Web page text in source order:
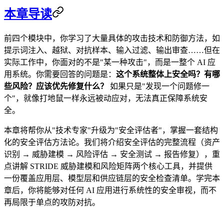
本章导读
前四个模块中，你学习了大量具体的攻击技术和防御方法，如
提示词注入、越狱、对抗样本、输入过滤、输出审查……但在
实际工作中，你面对的不是"某一种攻击"，而是一整个 AI 应
用系统。你需要回答的问题是： 这个系统整体上安全吗？有哪
些风险？应该优先修复什么？
如果只是"发现一个问题修一
个"，就像打地鼠一样永远被动应对，无法真正保障系统安
全。
本章将帮你从"技术专家"升级为"安全评估者"，掌握一套结构
化的安全评估方法论。我们将介绍安全评估的完整流程（资产
识别 → 威胁建模 → 风险评估 → 安全测试 → 报告修复），重
点讲解 STRIDE 威胁建模和风险矩阵两个核心工具，并提供
一份覆盖应用层、模型层和供应链层的安全检查清单。学完本
章后，你将能够对任何 AI 应用进行系统性的安全审视，而不
再局限于单点的攻防对抗。